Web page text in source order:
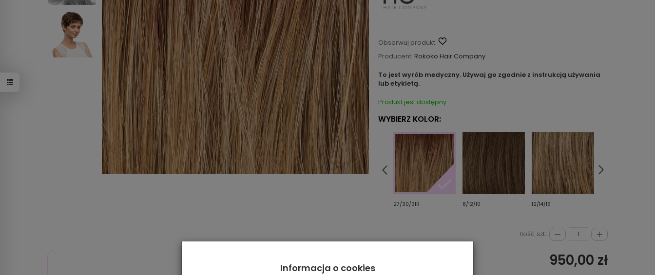
Obserwuj produkt:
Producent: Rokoko Hair Company
To jest wyrób medyczny. Używaj go zgodnie z instrukcją używania
lub etykietą.
Produkt jest dostępny
WYBIERZ KOLOR:
27/30/31R 8/12/10 12/14/16
Ilość szt.:
950,00 zł
Informacja o cookies